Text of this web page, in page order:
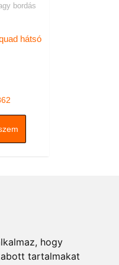
hogy
tartalmakat
bordás
hátsó